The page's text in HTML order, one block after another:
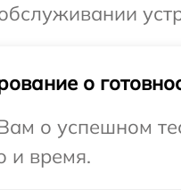
о
о успешном
и время.